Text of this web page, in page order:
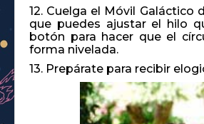
12. Cuelga el Móvil Galáctico
que puedes ajustar el hilo
botón para hacer que el
forma nivelada.
13. Prepárate para recibir